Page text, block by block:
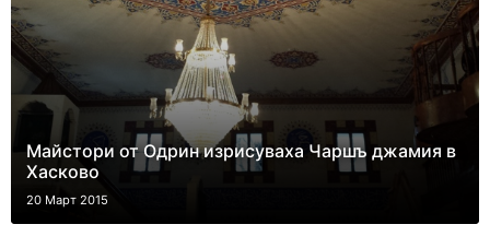
Майстори от Одрин изрисуваха Чаршъ джамия в
Хасково
20 Март 2015